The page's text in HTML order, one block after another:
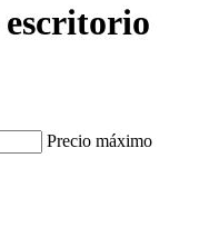
escritorio
Precio máximo